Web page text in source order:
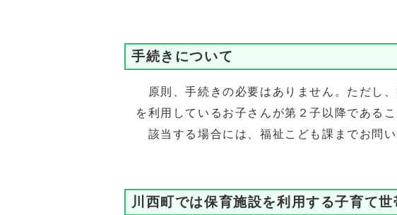
手続きについて
原則、手続きの必要はありません。ただし
を利用しているお子さんが第２子以降である
該当する場合には、福祉こども課までお問い
川西町では保育施設を利用する子育て